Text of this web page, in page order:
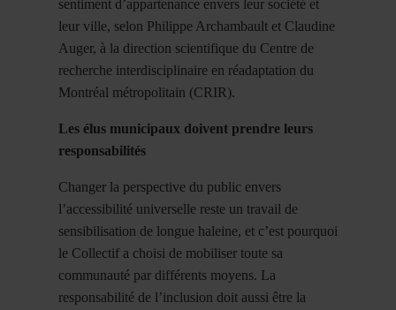
sentiment d’appartenance envers leur société et
leur ville, selon Philippe Archambault et Claudine
Auger, à la direction scientifique du Centre de
recherche interdisciplinaire en réadaptation du
Montréal métropolitain (CRIR).
Les élus municipaux doivent prendre leurs
responsabilités
Changer la perspective du public envers
l’accessibilité universelle reste un travail de
sensibilisation de longue haleine, et c’est pourquoi
le Collectif a choisi de mobiliser toute sa
communauté par différents moyens. La
responsabilité de l’inclusion doit aussi être la